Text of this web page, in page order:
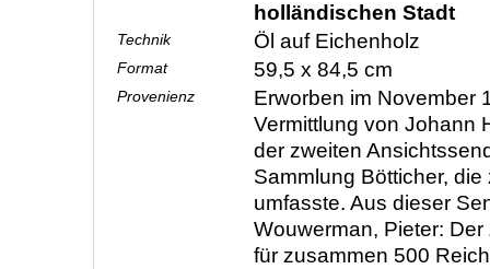
holländischen Stadt
Technik Öl auf Eichenholz
Format 59,5 x 84,5 cm
Provenienz
Erworben im November
Vermittlung von Johann
der zweiten
Sammlung Bötticher,
umfasste. Aus dieser
Wouwerman, Pieter:
für zusammen 500